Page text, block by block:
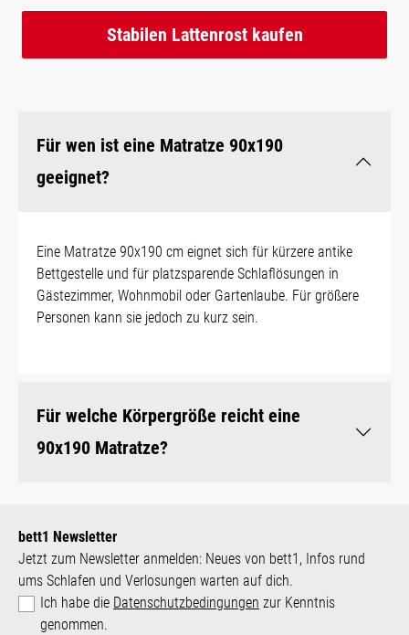
Stabilen Lattenrost kaufen
Für wen ist eine Matratze 90x190
geeignet?
Eine Matratze 90x190 cm eignet sich für kürzere antike
Bettgestelle und für platzsparende Schlaflösungen in
Gästezimmer, Wohnmobil oder Gartenlaube. Für größere
Personen kann sie jedoch zu kurz sein.
Für welche Körpergröße reicht eine
90x190 Matratze?
bett1 Newsletter
Jetzt zum Newsletter anmelden: Neues von bett1, Infos rund
ums Schlafen und Verlosungen warten auf dich.
Ich habe die Datenschutzbedingungen zur Kenntnis
genommen.